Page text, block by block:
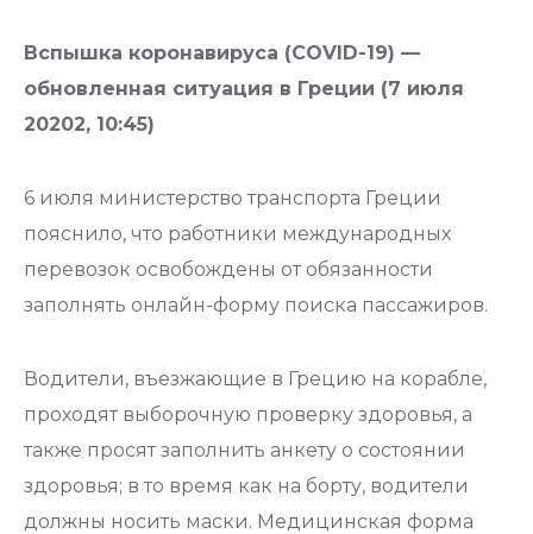
Вспышка коронавируса (COVID-19) —
обновленная ситуация в Греции (7 июля
20202, 10:45)
6 июля министерство транспорта Греции
пояснило, что работники международных
перевозок освобождены от обязанности
заполнять онлайн-форму поиска пассажиров.
Водители, въезжающие в Грецию на корабле,
проходят выборочную проверку здоровья, а
также просят заполнить анкету о состоянии
здоровья; в то время как на борту, водители
должны носить маски. Медицинская форма